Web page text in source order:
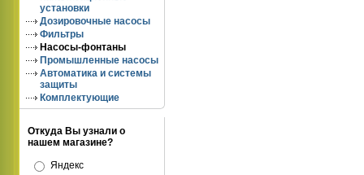
установки
Дозировочные насосы
Фильтры
Насосы-фонтаны
Промышленные насосы
Автоматика и системы
защиты
Комплектующие
Откуда Вы узнали о
нашем магазине?
Яндекс